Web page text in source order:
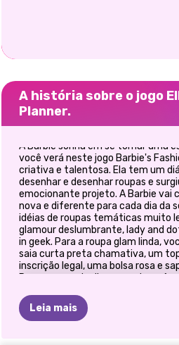
A história sobre o jogo
Planner.
A Barbie sonha em se tornar uma
você verá neste jogo Barbie's
criativa e talentosa. Ela tem um
desenhar e desenhar roupas e
emocionante projeto. A Barbie vai
nova e diferente para cada dia da
idéias de roupas temáticas muito
glamour deslumbrante, lady and
in geek. Para a roupa glam linda,
saia curta preta chamativa, um
inscrição legal, uma bolsa rosa e
Para a roupa de diva casual, você
salto alto preto brilhante e uma
jogando este novo jogo Barbie
Leia mais